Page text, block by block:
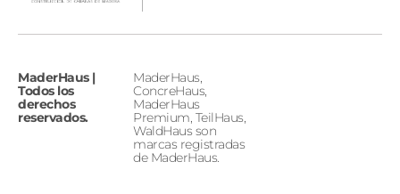
MaderHaus |
Todos los
derechos
reservados.
MaderHaus,
ConcreHaus,
MaderHaus
Premium, TeilHaus,
WaldHaus son
marcas registradas
de MaderHaus.